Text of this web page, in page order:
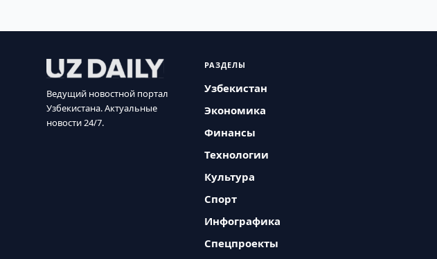
Ведущий новостной портал
Узбекистана. Актуальные
новости 24/7.
РАЗДЕЛЫ
Узбекистан
Экономика
Финансы
Технологии
Культура
Спорт
Инфографика
Спецпроекты